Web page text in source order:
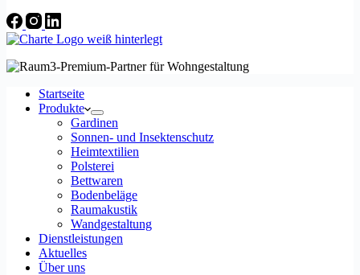
Startseite
Produkte
Gardinen
Sonnen- und Insektenschutz
Heimtextilien
Polsterei
Bettwaren
Bodenbeläge
Raumakustik
Wandgestaltung
Dienstleistungen
Aktuelles
Über uns